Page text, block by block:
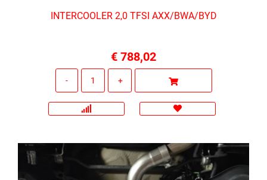
INTERCOOLER 2,0 TFSI AXX/BWA/BYD
€ 788,02